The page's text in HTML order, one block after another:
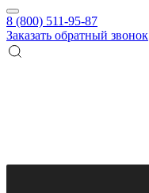
8 (800) 511-95-87
Заказать обратный звонок